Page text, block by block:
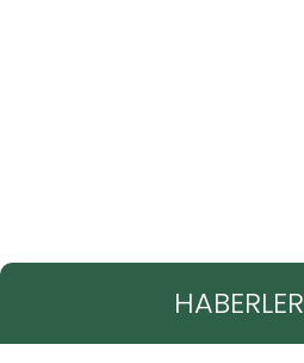
HABERLER